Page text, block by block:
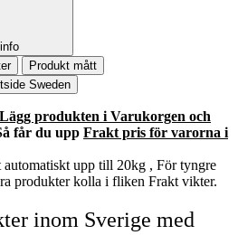
Produkt mått
Sweden
Lägg produkten i Varukorgen och
får du upp Frakt pris för varorna i
automatiskt upp till 20kg , För tyngre
produkter kolla i fliken Frakt vikter.
inom Sverige med